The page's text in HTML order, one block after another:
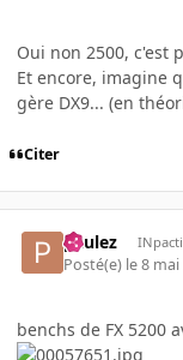
Oui non 2500, c'est
Et encore, imagine
gère DX9... (en
Citer
paulez
Posté(e) le 8
benchs de FX 5200